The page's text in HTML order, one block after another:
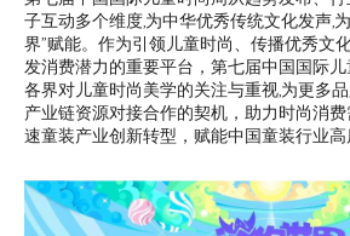
子互动多个维度,为中华优秀传统文化发声,
界”赋能。作为引领儿童时尚、传播优秀文
发消费潜力的重要平台，第七届中国国际
各界对儿童时尚美学的关注与重视,为更多
产业链资源对接合作的契机，助力时尚消
速童装产业创新转型，赋能中国童装行业高